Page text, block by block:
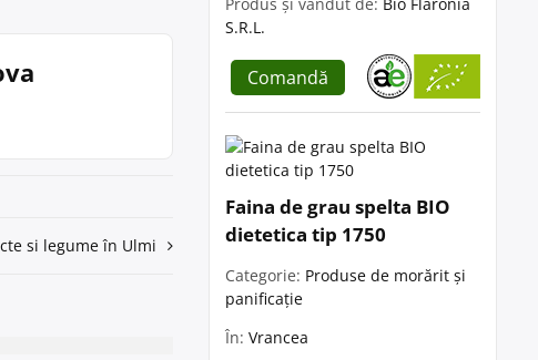
si legume în Ulmi
S.R.L.
Comandă
Faina de grau spelta BIO
dietetica tip 1750
Categorie: Produse de morărit și
panificație
În: Vrancea